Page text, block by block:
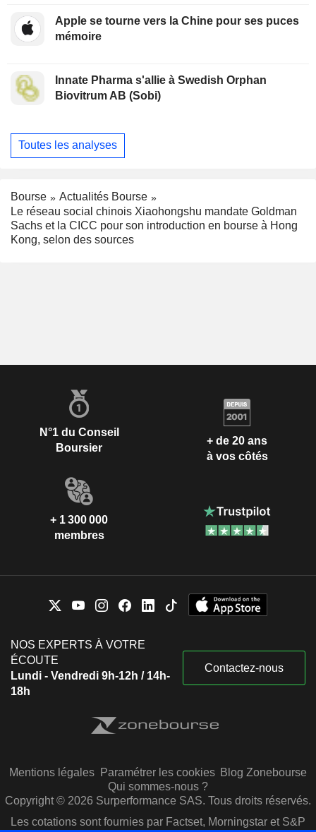
Apple se tourne vers la Chine pour ses puces
mémoire
Innate Pharma s'allie à Swedish Orphan
Biovitrum AB (Sobi)
Toutes les analyses
Bourse
Actualités Bourse
Le réseau social chinois Xiaohongshu mandate Goldman
Sachs et la CICC pour son introduction en bourse à Hong
Kong, selon des sources
N°1 du Conseil
Boursier
+ de 20 ans
à vos côtés
+ 1 300 000
membres
NOS EXPERTS À VOTRE
ÉCOUTE
Lundi - Vendredi 9h-12h / 14h-
18h
Contactez-nous
Mentions légales Paramétrer les cookies Blog Zonebourse
Qui sommes-nous ?
Copyright © 2026 Surperformance SAS. Tous droits réservés.
Les cotations sont fournies par Factset, Morningstar et S&P